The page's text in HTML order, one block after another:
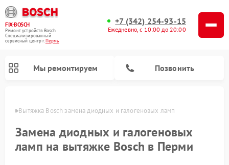
FIX-BOSCH
Ремонт устройств Bosch
Специализированный
cервисный центр г.Пермь
+7 (342) 254-93-15
Ежедневно, с 10:00 до 20:00
Мы ремонтируем Позвонить
Вытяжка Bosch замена диодных и галогеновых ламп
Замена диодных и галогеновых
ламп на вытяжке Bosch в Перми